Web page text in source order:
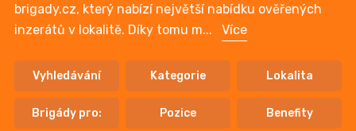
brigady.cz, který nabízí největší nabídku ověřených
inzerátů v lokalitě. Díky tomu m... Více
Vyhledávání Kategorie Lokalita
Brigády pro: Pozice Benefity